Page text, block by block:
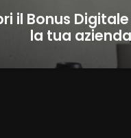
il Bonus
la tua azienda